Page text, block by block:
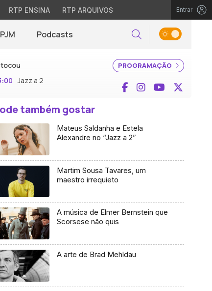
RTP ENSINA RTP ARQUIVOS Entrar
PJM Podcasts Pesquisar
PROGRAMAÇÃO
tocou
Jazz a 2 Facebook
InstagramYouTube
também gostar
Mateus Saldanha e Estela
Alexandre no “Jazz a 2”
Martim Sousa Tavares, um
maestro irrequieto
A música de Elmer Bernstein que
Scorsese não quis
A arte de Brad Mehldau